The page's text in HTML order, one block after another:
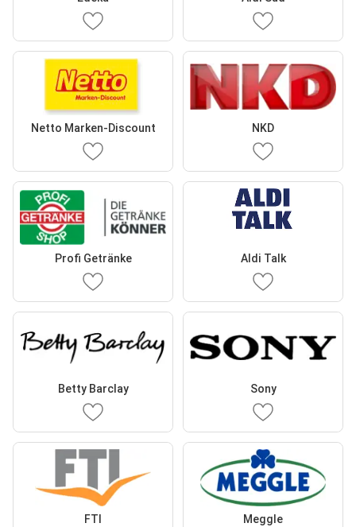
Netto Marken-Discount NKD
Profi Getränke Aldi Talk
Betty Barclay Sony
FTI Meggle